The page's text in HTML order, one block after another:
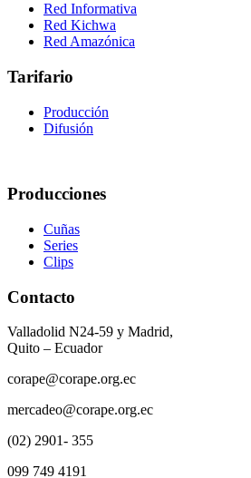
Red Informativa
Red Kichwa
Red Amazónica
Tarifario
Producción
Difusión
Producciones
Cuñas
Series
Clips
Contacto
Valladolid N24-59 y Madrid,
Quito – Ecuador
corape@corape.org.ec
mercadeo@corape.org.ec
(02) 2901- 355
099 749 4191